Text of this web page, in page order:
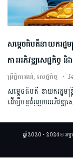
សម្ដេចធិបតីនាយករដ្
ការអភិវឌ្ឍសេដ្ឋកិច្ច និ
ព្រឹត្តិការណ៍,សេដ្ឋកិច្ច
សម្ដេចធិបតី នាយករដ្ឋ
ដើម្បីបន្តជំរុញការអភិវឌ្ឍ
ឆ្នាំ2020 - 2024 © រក្ស